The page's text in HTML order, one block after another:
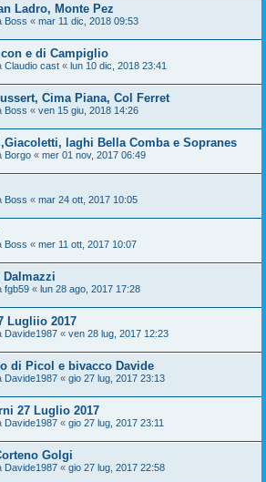
Ladro, Monte Pez
Boss « mar 11 dic, 2018 09:53
e di Campiglio
Claudio cast « lun 10 dic, 2018 23:41
Cima Piana, Col Ferret
Boss « ven 15 giu, 2018 14:26
laghi Bella Comba e Sopranes
Borgo « mer 01 nov, 2017 06:49
Boss « mar 24 ott, 2017 10:05
Boss « mer 11 ott, 2017 10:07
fgb59 « lun 28 ago, 2017 17:28
Lugliio 2017
Davide1987 « ven 28 lug, 2017 12:23
di Picol e bivacco Davide
Davide1987 « gio 27 lug, 2017 23:13
27 Luglio 2017
Davide1987 « gio 27 lug, 2017 23:11
Golgi
Davide1987 « gio 27 lug, 2017 22:58